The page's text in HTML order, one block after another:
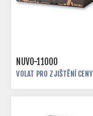
NUVO-11000
VOLAT PRO ZJIŠTĚNÍ CENY